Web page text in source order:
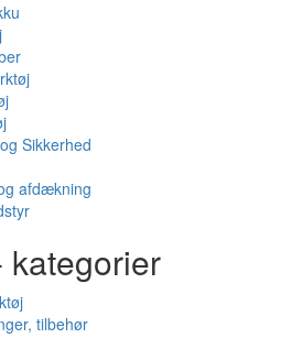
Sikkerhed
afdækning
tilbehør